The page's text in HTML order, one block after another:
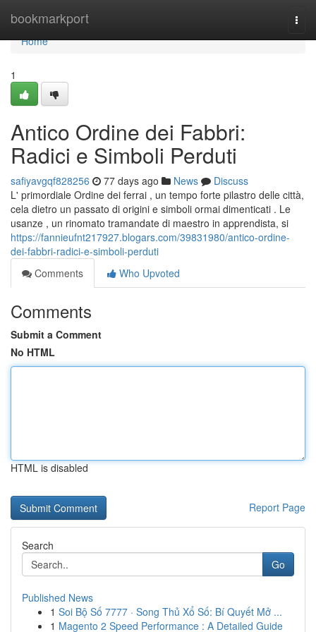
bookmarkport
Home
Home
1
Antico Ordine dei Fabbri:
Radici e Simboli Perduti
safiyavgqf828256 77 days ago News
Discuss
L' primordiale Ordine dei ferrai , un tempo forte pilastro delle città,
cela dietro un passato di origini e simboli ormai dimenticati . Le
usanze , un rinomato tramandate di maestro in apprendista, si
https://fannieufnt217927.blogars.com/39831980/antico-ordine-
dei-fabbri-radici-e-simboli-perduti
Comments
Who Upvoted
Comments
Submit a Comment
No HTML
HTML is disabled
Report Page
Search
Go
Published News
1 Soi Bộ Số 7777 · Song Thủ Xổ Số: Bí Quyết Mở ...
1 Magento 2 Speed Performance : A Detailed Guide